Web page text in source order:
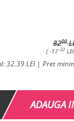
8200
( -17-22
32.39 LEI | Pret
ADAUGA